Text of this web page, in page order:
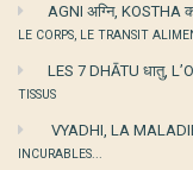
AGNI अग्नि, KOSTHA
LE CORPS, LE TRANSIT
LES 7 DHĀTU धातु,
TISSUS
VYADHI, LA
INCURABLES...